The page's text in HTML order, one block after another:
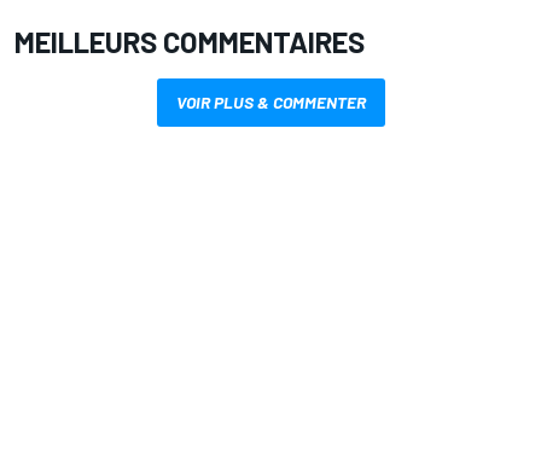
MEILLEURS COMMENTAIRES
VOIR PLUS & COMMENTER